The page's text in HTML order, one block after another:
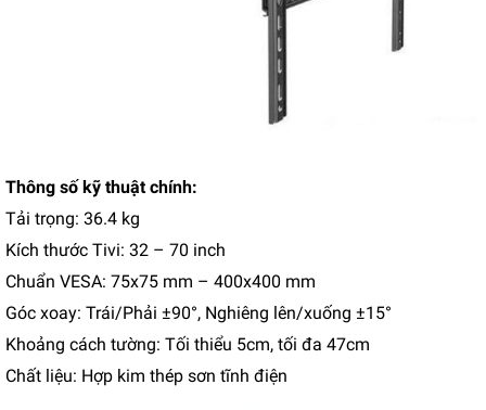
Thông số kỹ thuật chính:
Tải trọng: 36.4 kg
Kích thước Tivi: 32 – 70 inch
Chuẩn VESA: 75x75 mm – 400x400 mm
Góc xoay: Trái/Phải ±90°, Nghiêng lên/xuống ±15°
Khoảng cách tường: Tối thiểu 5cm, tối đa 47cm
Chất liệu: Hợp kim thép sơn tĩnh điện